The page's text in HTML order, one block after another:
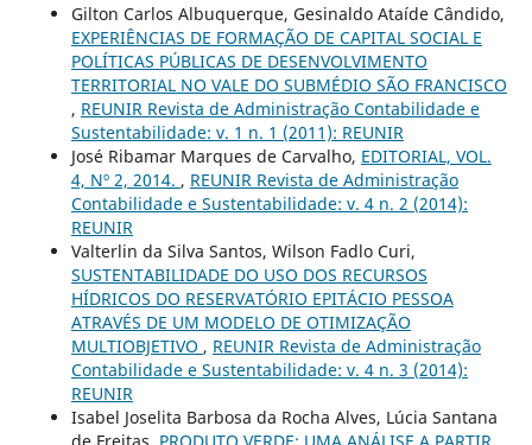
Gilton Carlos Albuquerque, Gesinaldo Ataíde Cândido,
EXPERIÊNCIAS DE FORMAÇÃO DE CAPITAL SOCIAL E
POLÍTICAS PÚBLICAS DE DESENVOLVIMENTO
TERRITORIAL NO VALE DO SUBMÉDIO SÃO FRANCISCO
, REUNIR Revista de Administração Contabilidade e
Sustentabilidade: v. 1 n. 1 (2011): REUNIR
José Ribamar Marques de Carvalho, EDITORIAL, VOL.
4, Nº 2, 2014. , REUNIR Revista de Administração
Contabilidade e Sustentabilidade: v. 4 n. 2 (2014):
REUNIR
Valterlin da Silva Santos, Wilson Fadlo Curi,
SUSTENTABILIDADE DO USO DOS RECURSOS
HÍDRICOS DO RESERVATÓRIO EPITÁCIO PESSOA
ATRAVÉS DE UM MODELO DE OTIMIZAÇÃO
MULTIOBJETIVO , REUNIR Revista de Administração
Contabilidade e Sustentabilidade: v. 4 n. 3 (2014):
REUNIR
Isabel Joselita Barbosa da Rocha Alves, Lúcia Santana
de Freitas, PRODUTO VERDE: UMA ANÁLISE A PARTIR